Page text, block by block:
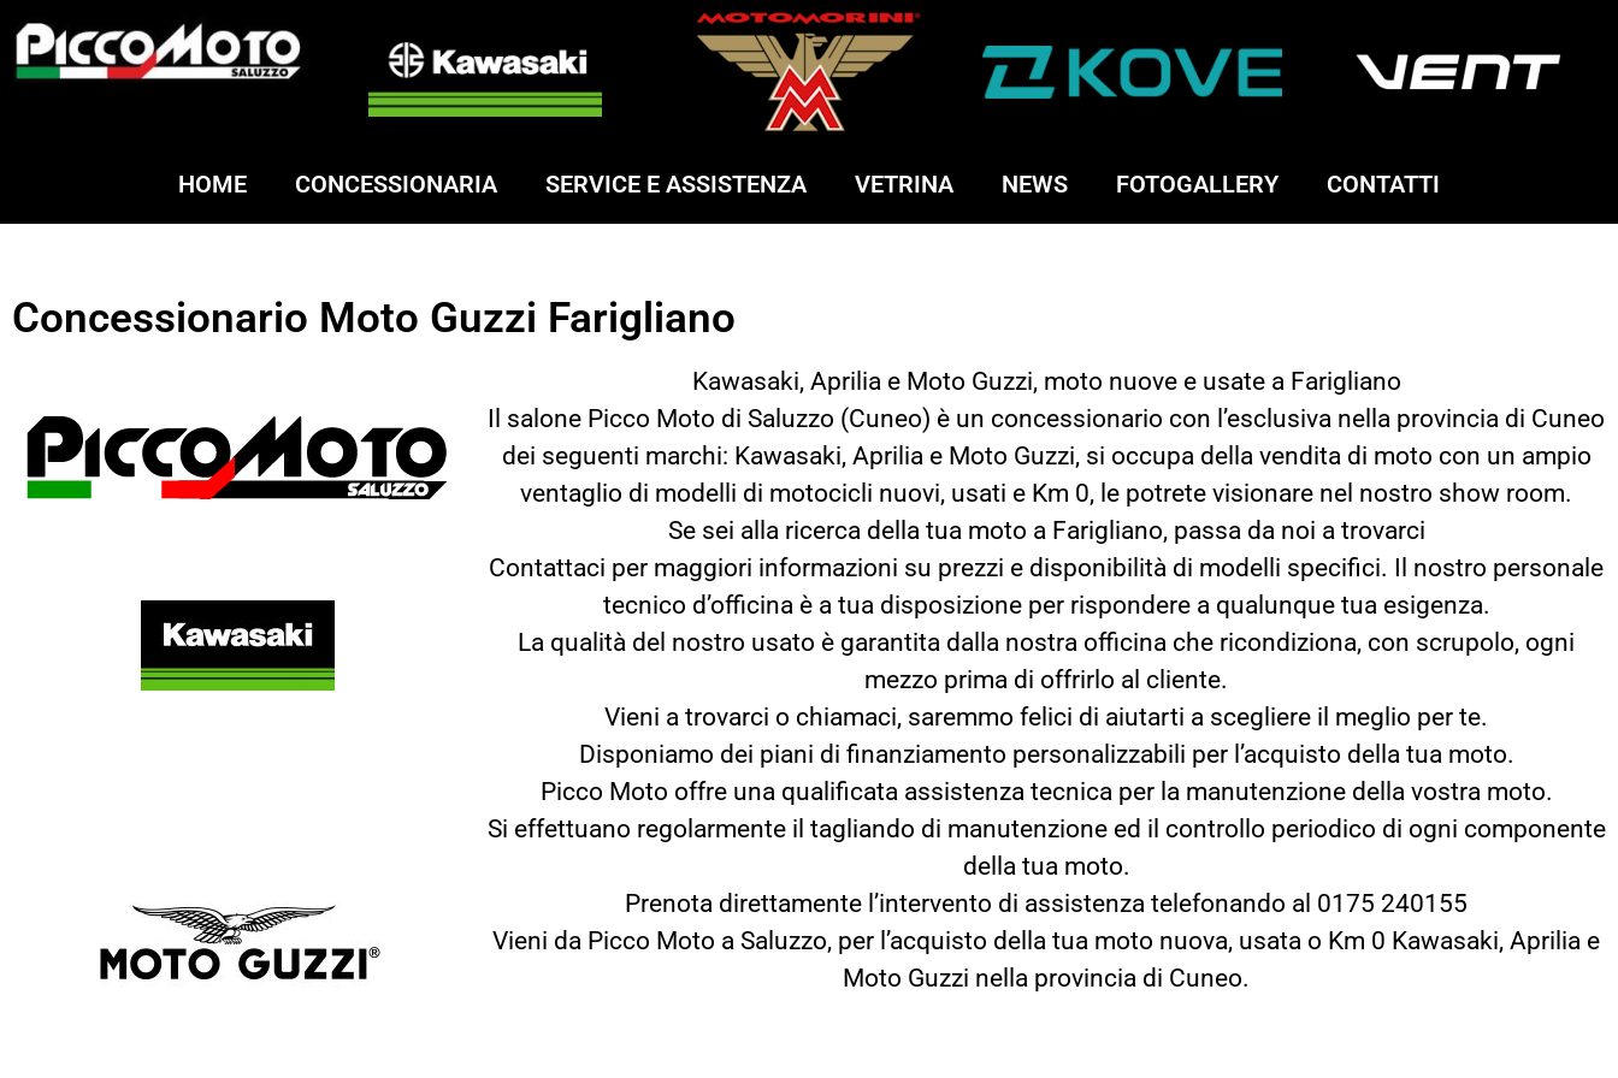
HOME CONCESSIONARIA SERVICE E ASSISTENZA VETRINA NEWS FOTOGALLERY CONTATTI
Concessionario Moto Guzzi Farigliano
Kawasaki, Aprilia e Moto Guzzi, moto nuove e usate a Farigliano
Il salone Picco Moto di Saluzzo (Cuneo) è un concessionario con l’esclusiva nella provincia di Cuneo
dei seguenti marchi: Kawasaki, Aprilia e Moto Guzzi, si occupa della vendita di moto con un ampio
ventaglio di modelli di motocicli nuovi, usati e Km 0, le potrete visionare nel nostro show room.
Se sei alla ricerca della tua moto a Farigliano, passa da noi a trovarci
Contattaci per maggiori informazioni su prezzi e disponibilità di modelli specifici. Il nostro personale
tecnico d’officina è a tua disposizione per rispondere a qualunque tua esigenza.
La qualità del nostro usato è garantita dalla nostra officina che ricondiziona, con scrupolo, ogni
mezzo prima di offrirlo al cliente.
Vieni a trovarci o chiamaci, saremmo felici di aiutarti a scegliere il meglio per te.
Disponiamo dei piani di finanziamento personalizzabili per l’acquisto della tua moto.
Picco Moto offre una qualificata assistenza tecnica per la manutenzione della vostra moto.
Si effettuano regolarmente il tagliando di manutenzione ed il controllo periodico di ogni componente
della tua moto.
Prenota direttamente l’intervento di assistenza telefonando al 0175 240155
Vieni da Picco Moto a Saluzzo, per l’acquisto della tua moto nuova, usata o Km 0 Kawasaki, Aprilia e
Moto Guzzi nella provincia di Cuneo.